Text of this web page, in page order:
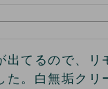
てるので、リ
。白無垢クリ